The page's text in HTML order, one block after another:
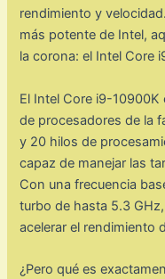
rendimiento y
más potente de Intel,
la corona: el Intel Core
El Intel Core i9-10900K
de procesadores de la
y 20 hilos de
capaz de manejar las
Con una frecuencia
turbo de hasta 5.3
acelerar el rendimiento
¿Pero qué es